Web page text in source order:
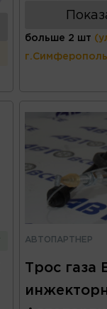
больше 2 шт
АВТОПАРТНЕР
Трос газа